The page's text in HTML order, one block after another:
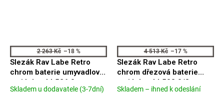
2 263 Kč –18 %
Slezák Rav Labe Retro
chrom baterie umyvadlová
stojánková L526.0
Průměrné
Skladem u dodavatele (3-7dní)
4 513 Kč –17 %
Slezák Rav Labe Retro
chrom dřezová baterie
stojánková L508.0/8
Průměrné
Skladem – ihned k odeslání